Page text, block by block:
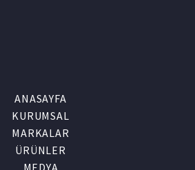
ANASAYFA
KURUMSAL
MARKALAR
ÜRÜNLER
MEDYA